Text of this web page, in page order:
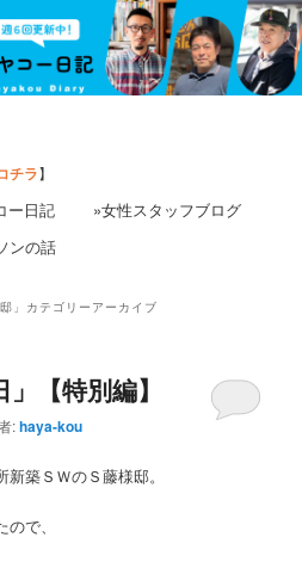
チラ】
ー日記
»女性スタッフブログ
ンの話
」カテゴリーアーカイブ
【特別編】
:haya-kou
築ＳＷのＳ藤様邸。
で、